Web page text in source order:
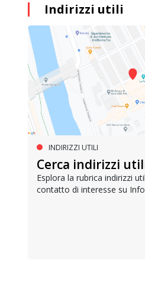
Indirizzi utili
INDIRIZZI UTILI
Cerca indirizzi
Esplora la rubrica indirizzi
contatto di interesse su